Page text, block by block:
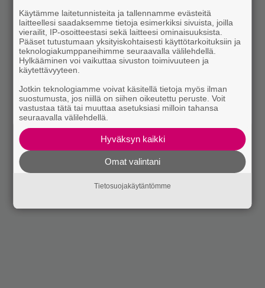
Käytämme laitetunnisteita ja tallennamme evästeitä
laitteellesi saadaksemme tietoja esimerkiksi sivuista, joilla
vierailit, IP-osoitteestasi sekä laitteesi ominaisuuksista.
Pääset tutustumaan yksityiskohtaisesti käyttötarkoituksiin ja
teknologiakumppaneihimme seuraavalla välilehdellä.
Hylkääminen voi vaikuttaa sivuston toimivuuteen ja
käytettävyyteen.
Jotkin teknologiamme voivat käsitellä tietoja myös ilman
suostumusta, jos niillä on siihen oikeutettu peruste. Voit
vastustaa tätä tai muuttaa asetuksiasi milloin tahansa
seuraavalla välilehdellä.
Hyväksyn kaikki
Omat valintani
Tietosuojakäytäntömme